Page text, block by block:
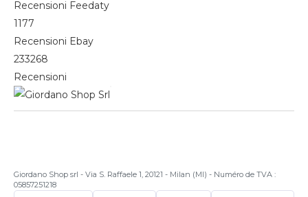
Recensioni Feedaty
1177
Recensioni Ebay
233268
Recensioni
Giordano Shop srl - Via S. Raffaele 1, 20121 - Milan (MI) - Numéro de TVA :
05857251218